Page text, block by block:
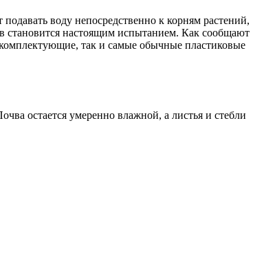
воду непосредственно к корням растений,
становится настоящим испытанием. Как сообщают
так и самые обычные пластиковые
остается умеренно влажной, а листья и стебли